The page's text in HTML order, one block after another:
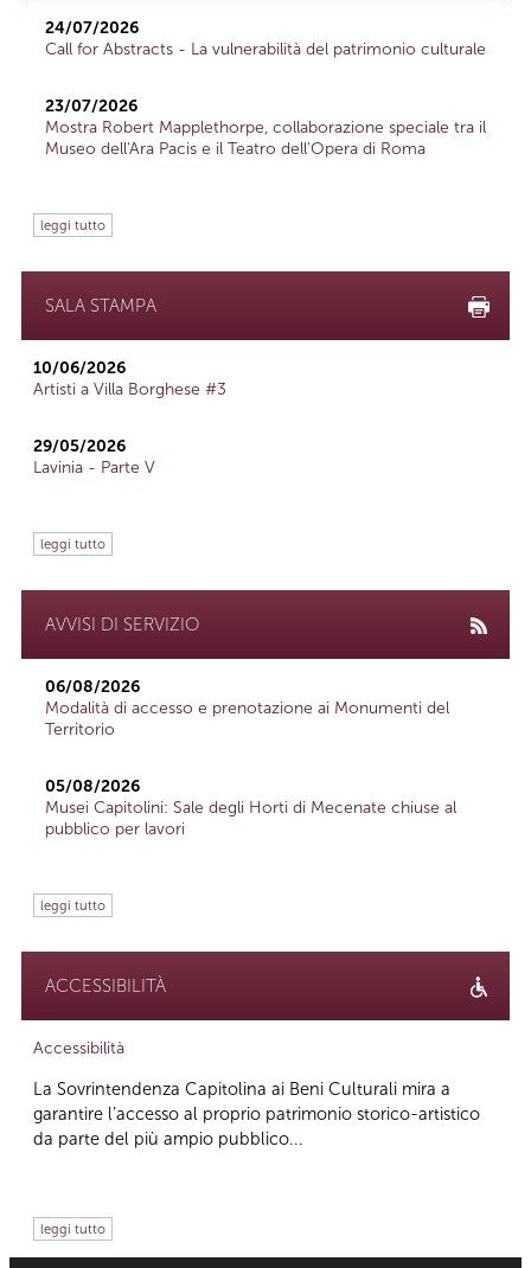
24/07/2026
Call for Abstracts - La vulnerabilità del patrimonio culturale
23/07/2026
Mostra Robert Mapplethorpe, collaborazione speciale tra il
Museo dell'Ara Pacis e il Teatro dell'Opera di Roma
leggi tutto
SALA STAMPA
10/06/2026
Artisti a Villa Borghese #3
29/05/2026
Lavinia - Parte V
leggi tutto
AVVISI DI SERVIZIO
06/08/2026
Modalità di accesso e prenotazione ai Monumenti del
Territorio
05/08/2026
Musei Capitolini: Sale degli Horti di Mecenate chiuse al
pubblico per lavori
leggi tutto
ACCESSIBILITÀ
Accessibilità
La Sovrintendenza Capitolina ai Beni Culturali mira a
garantire l’accesso al proprio patrimonio storico-artistico
da parte del più ampio pubblico...
leggi tutto